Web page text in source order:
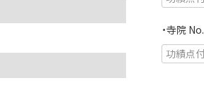
・寺院 No.